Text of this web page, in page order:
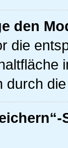
den
die
durch